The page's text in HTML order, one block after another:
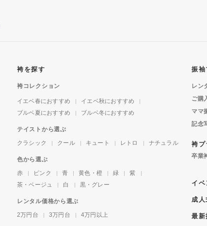
袴を探す
袴コレクション
イエベ春におすすめ
イエベ秋におすすめ
ブルベ夏におすすめ
ブルベ冬におすすめ
テイストから選ぶ
クラシック
クール キュート レトロ ナチュラル
色から選ぶ
赤
ピンク 青 黄色・橙 緑
紫
茶・ベージュ
白 黒・グレー
レンタル価格から選ぶ
2万円台
3万円台 4万円以上
振袖
レン
ご購
ママ
記念
袴プ
卒業
イ
成
最